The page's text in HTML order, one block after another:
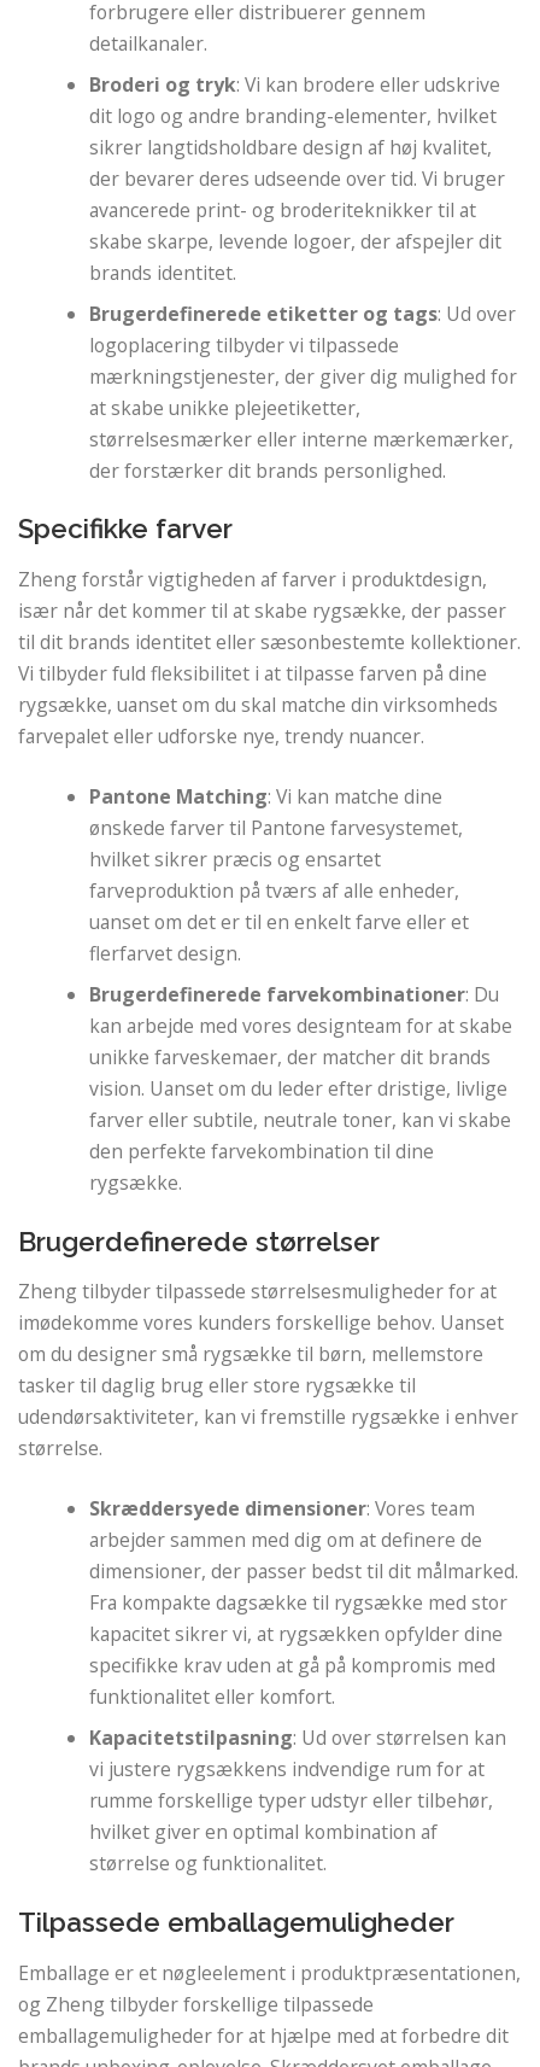
forbrugere eller distribuerer gennem
detailkanaler.
Broderi og tryk: Vi kan brodere eller udskrive
dit logo og andre branding-elementer, hvilket
sikrer langtidsholdbare design af høj kvalitet,
der bevarer deres udseende over tid. Vi bruger
avancerede print- og broderiteknikker til at
skabe skarpe, levende logoer, der afspejler dit
brands identitet.
Brugerdefinerede etiketter og tags: Ud over
logoplacering tilbyder vi tilpassede
mærkningstjenester, der giver dig mulighed for
at skabe unikke plejeetiketter,
størrelsesmærker eller interne mærkemærker,
der forstærker dit brands personlighed.
Specifikke farver
Zheng forstår vigtigheden af ​​farver i produktdesign,
især når det kommer til at skabe rygsække, der passer
til dit brands identitet eller sæsonbestemte kollektioner.
Vi tilbyder fuld fleksibilitet i at tilpasse farven på dine
rygsække, uanset om du skal matche din virksomheds
farvepalet eller udforske nye, trendy nuancer.
Pantone Matching: Vi kan matche dine
ønskede farver til Pantone farvesystemet,
hvilket sikrer præcis og ensartet
farveproduktion på tværs af alle enheder,
uanset om det er til en enkelt farve eller et
flerfarvet design.
Brugerdefinerede farvekombinationer: Du
kan arbejde med vores designteam for at skabe
unikke farveskemaer, der matcher dit brands
vision. Uanset om du leder efter dristige, livlige
farver eller subtile, neutrale toner, kan vi skabe
den perfekte farvekombination til dine
rygsække.
Brugerdefinerede størrelser
Zheng tilbyder tilpassede størrelsesmuligheder for at
imødekomme vores kunders forskellige behov. Uanset
om du designer små rygsække til børn, mellemstore
tasker til daglig brug eller store rygsække til
udendørsaktiviteter, kan vi fremstille rygsække i enhver
størrelse.
Skræddersyede dimensioner: Vores team
arbejder sammen med dig om at definere de
dimensioner, der passer bedst til dit målmarked.
Fra kompakte dagsække til rygsække med stor
kapacitet sikrer vi, at rygsækken opfylder dine
specifikke krav uden at gå på kompromis med
funktionalitet eller komfort.
Kapacitetstilpasning: Ud over størrelsen kan
vi justere rygsækkens indvendige rum for at
rumme forskellige typer udstyr eller tilbehør,
hvilket giver en optimal kombination af
størrelse og funktionalitet.
Tilpassede emballagemuligheder
Emballage er et nøgleelement i produktpræsentationen,
og Zheng tilbyder forskellige tilpassede
emballagemuligheder for at hjælpe med at forbedre dit